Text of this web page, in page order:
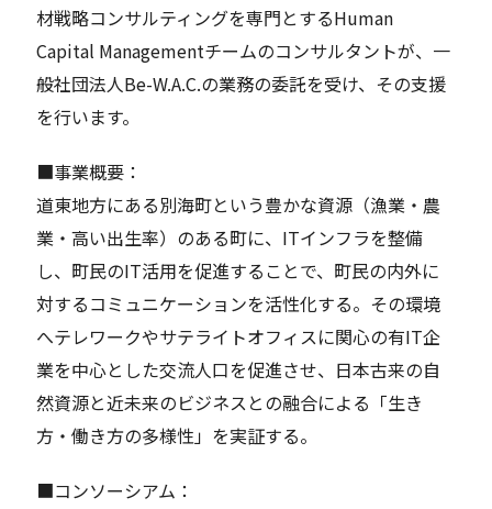
材戦略コンサルティングを専門とするHuman
Capital Managementチームのコンサルタントが、一
般社団法人Be-W.A.C.の業務の委託を受け、その支援
を行います。
■事業概要：
道東地方にある別海町という豊かな資源（漁業・農
業・高い出生率）のある町に、ITインフラを整備
し、町民のIT活用を促進することで、町民の内外に
対するコミュニケーションを活性化する。その環境
へテレワークやサテライトオフィスに関心の有IT企
業を中心とした交流人口を促進させ、日本古来の自
然資源と近未来のビジネスとの融合による「生き
方・働き方の多様性」を実証する。
■コンソーシアム：